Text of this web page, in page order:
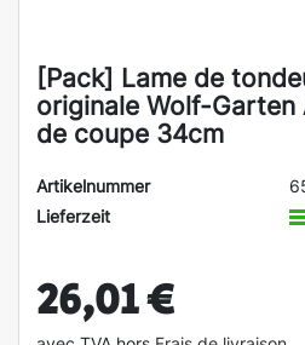
[Pack] Lame de
originale Wolf-Garten
de coupe 34cm
Artikelnummer
Lieferzeit
26,01 €